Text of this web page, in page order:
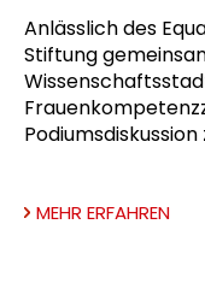
Anlässlich des
Stiftung
MEHR ERFAHREN